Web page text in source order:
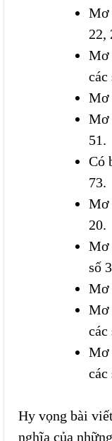
Mơ
22,
Mơ
các
Mơ
Mơ
51.
Có
73.
Mơ
20.
Mơ
số
Mơ
Mơ
các
Mơ
các
Hy vọng bài
nghĩa của